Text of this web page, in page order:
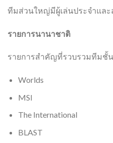
ทีมส่วนใหญ่มีผู้เล่นประจำแล
รายการนานาชาติ
รายการสำคัญที่รวบรวมทีมชั้
Worlds
MSI
The International
BLAST